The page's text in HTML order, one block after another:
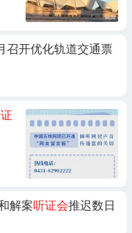
召开优化轨道交通票
解案听证会推迟数日